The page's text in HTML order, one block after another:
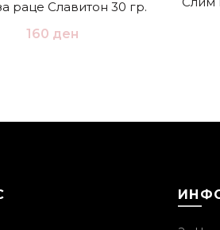
раце Славитон 30 гр.
160 ден